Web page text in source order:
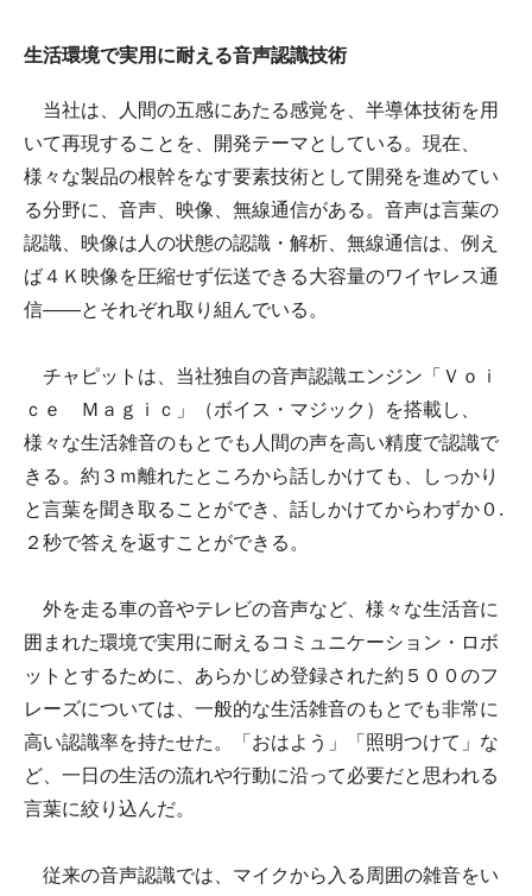
生活環境で実用に耐える音声認識技術
当社は、人間の五感にあたる感覚を、半導体技術を用
いて再現することを、開発テーマとしている。現在、
様々な製品の根幹をなす要素技術として開発を進めてい
る分野に、音声、映像、無線通信がある。音声は言葉の
認識、映像は人の状態の認識・解析、無線通信は、例え
ば４Ｋ映像を圧縮せず伝送できる大容量のワイヤレス通
信――とそれぞれ取り組んでいる。
チャピットは、当社独自の音声認識エンジン「Ｖｏｉ
ｃｅ Ｍａｇｉｃ」（ボイス・マジック）を搭載し、
様々な生活雑音のもとでも人間の声を高い精度で認識で
きる。約３ｍ離れたところから話しかけても、しっかり
と言葉を聞き取ることができ、話しかけてからわずか０.
２秒で答えを返すことができる。
外を走る車の音やテレビの音声など、様々な生活音に
囲まれた環境で実用に耐えるコミュニケーション・ロボ
ットとするために、あらかじめ登録された約５００のフ
レーズについては、一般的な生活雑音のもとでも非常に
高い認識率を持たせた。「おはよう」「照明つけて」な
ど、一日の生活の流れや行動に沿って必要だと思われる
言葉に絞り込んだ。
従来の音声認識では、マイクから入る周囲の雑音をい